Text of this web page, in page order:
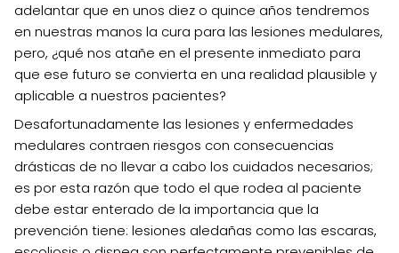
adelantar que en unos diez o quince años tendremos
en nuestras manos la cura para las lesiones medulares,
pero, ¿qué nos atañe en el presente inmediato para
que ese futuro se convierta en una realidad plausible y
aplicable a nuestros pacientes?
Desafortunadamente las lesiones y enfermedades
medulares contraen riesgos con consecuencias
drásticas de no llevar a cabo los cuidados necesarios;
es por esta razón que todo el que rodea al paciente
debe estar enterado de la importancia que la
prevención tiene: lesiones aledañas como las escaras,